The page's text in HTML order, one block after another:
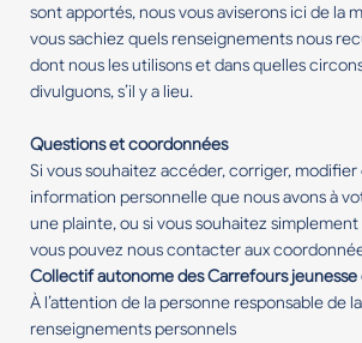
sont apportés, nous vous aviserons ici de la
vous sachiez quels renseignements nous
dont nous les utilisons et dans quelles
divulguons, s’il y a lieu.
Questions et coordonnées
Si vous souhaitez accéder, corriger,
information personnelle que nous avons à
une plainte, ou si vous souhaitez
vous pouvez nous contacter aux
Collectif autonome des Carrefours
À l’attention de la personne responsable de
renseignements personnels